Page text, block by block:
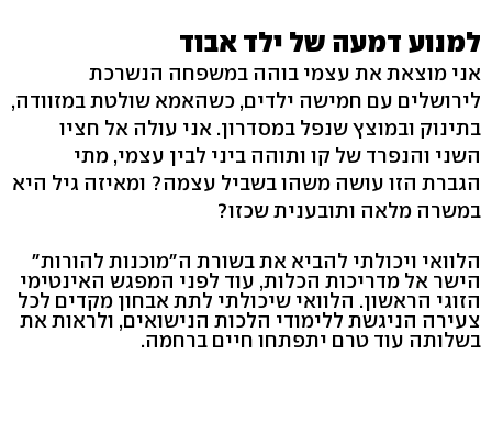
למנוע דמעה של ילד אבוד
אני מוצאת את עצמי בוהה במשפחה הנשרכת
לירושלים עם חמישה ילדים, כשהאמא שולטת במזוודה,
בתינוק ובמוצץ שנפל במסדרון. אני עולה אל חציו
השני והנפרד של קו ותוהה ביני לבין עצמי, מתי
הגברת הזו עושה משהו בשביל עצמה? ומאיזה גיל היא
במשרה מלאה ותובענית שכזו?
הלוואי ויכולתי להביא את בשורת ה"מוכנות להורות"
הישר אל מדריכות הכלות, עוד לפני המפגש האינטימי
הזוגי הראשון. הלוואי שיכולתי לתת אבחון מקדים לכל
צעירה הניגשת ללימודי הלכות הנישואים, ולראות את
בשלותה עוד טרם יתפתחו חיים ברחמה.